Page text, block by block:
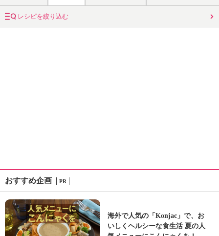
レシピを絞り込む
おすすめ企画 PR
海外で人気の「Konjac」で、お
いしくヘルシーな食生活 夏の人